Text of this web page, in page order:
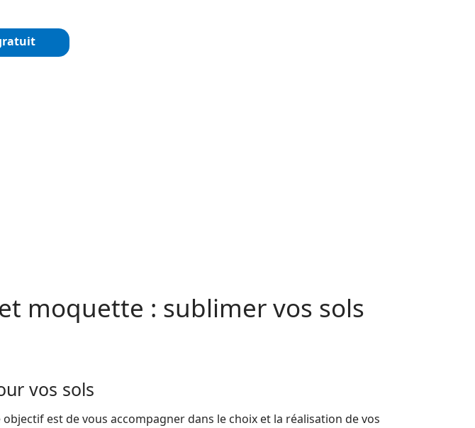
moquette : sublimer vos sols
vos sols
est de vous accompagner dans le choix et la réalisation de vos